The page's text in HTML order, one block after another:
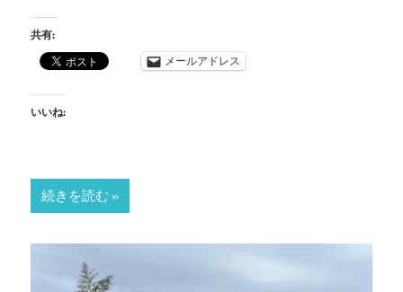
共有:
メールアドレス
いいね:
続きを読む